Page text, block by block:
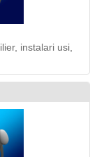
instalari usi,